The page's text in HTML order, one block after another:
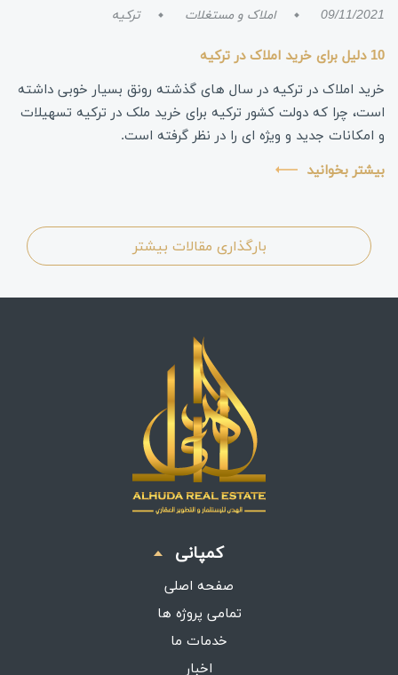
09/11/2021 املاک و مستغلات ترکیه
10 دلیل برای خرید املاک در ترکیه
خرید املاک در ترکیه در سال های گذشته رونق بسیار خوبی داشته
است، چرا که دولت کشور ترکیه برای خرید ملک در ترکیه تسهیلات
و امکانات جدید و ویژه ای را در نظر گرفته است.
بیشتر بخوانید
بارگذاری مقالات بیشتر
کمپانی
صفحه اصلی
تمامی پروژه ها
خدمات ما
اخبار